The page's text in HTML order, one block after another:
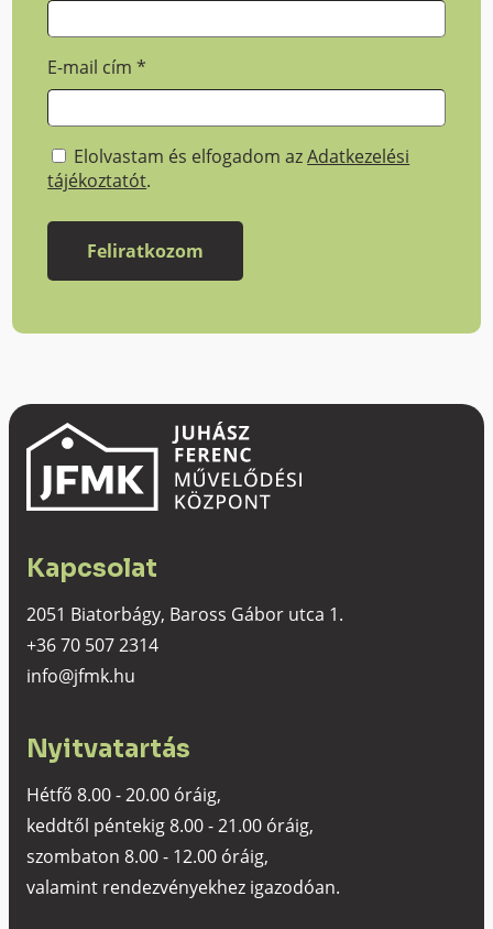
E-mail cím*
Elolvastam és elfogadom azAdatkezelési
tájékoztatót.
Kapcsolat
2051 Biatorbágy, Baross Gábor utca 1.
+36 70 507 2314
info@jfmk.hu
Nyitvatartás
Hétfő 8.00 - 20.00 óráig,
keddtől péntekig 8.00 - 21.00 óráig,
szombaton 8.00 - 12.00 óráig,
valamint rendezvényekhez igazodóan.